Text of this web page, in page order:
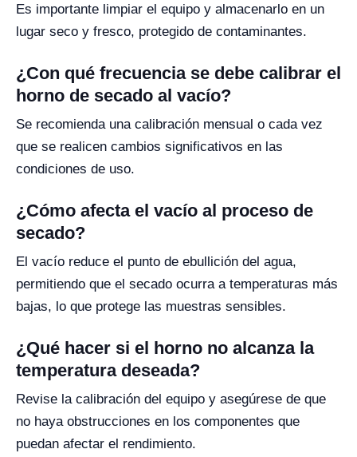
Es importante limpiar el equipo y almacenarlo en un
lugar seco y fresco, protegido de contaminantes.
¿Con qué frecuencia se debe calibrar el
horno de secado al vacío?
Se recomienda una calibración mensual o cada vez
que se realicen cambios significativos en las
condiciones de uso.
¿Cómo afecta el vacío al proceso de
secado?
El vacío reduce el punto de ebullición del agua,
permitiendo que el secado ocurra a temperaturas más
bajas, lo que protege las muestras sensibles.
¿Qué hacer si el horno no alcanza la
temperatura deseada?
Revise la calibración del equipo y asegúrese de que
no haya obstrucciones en los componentes que
puedan afectar el rendimiento.